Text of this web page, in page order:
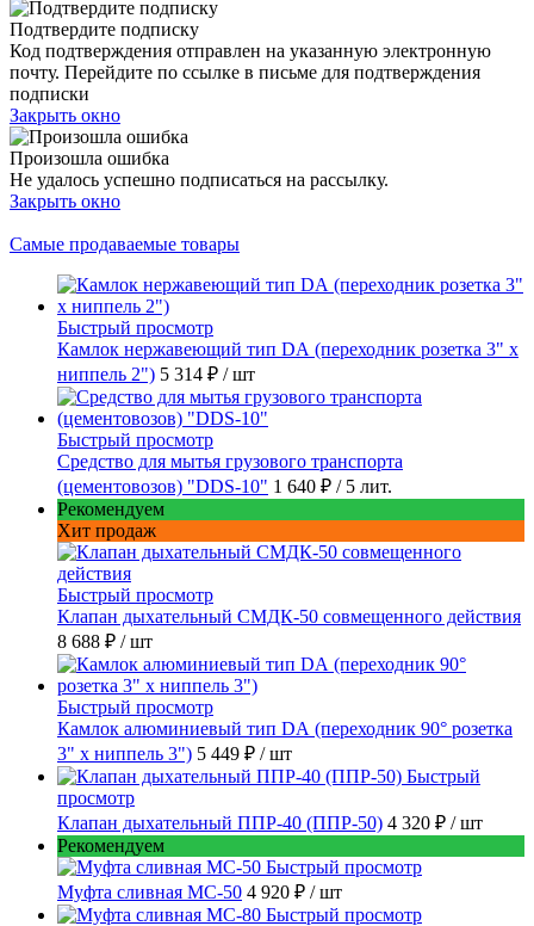
Подтвердите подписку
Код подтверждения отправлен на указанную электронную
почту. Перейдите по ссылке в письме для подтверждения
подписки
Закрыть окно
Произошла ошибка
Не удалось успешно подписаться на рассылку.
Закрыть окно
Самые продаваемые товары
Быстрый просмотр
Камлок нержавеющий тип DА (переходник розетка 3" х
ниппель 2") 5 314 ₽ / шт
Быстрый просмотр
Средство для мытья грузового транспорта
(цементовозов) "DDS-10" 1 640 ₽ / 5 лит.
Рекомендуем
Хит продаж
Быстрый просмотр
Клапан дыхательный СМДК-50 совмещенного действия
8 688 ₽ / шт
Быстрый просмотр
Камлок алюминиевый тип DА (переходник 90° розетка
3" х ниппель 3") 5 449 ₽ / шт
Быстрый
просмотр
Клапан дыхательный ППР-40 (ППР-50) 4 320 ₽ / шт
Рекомендуем
Быстрый просмотр
Муфта сливная МС-50 4 920 ₽ / шт
Быстрый просмотр